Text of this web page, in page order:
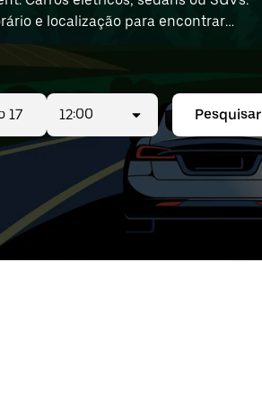
e localização para encontrar
12:00 Pesquisar